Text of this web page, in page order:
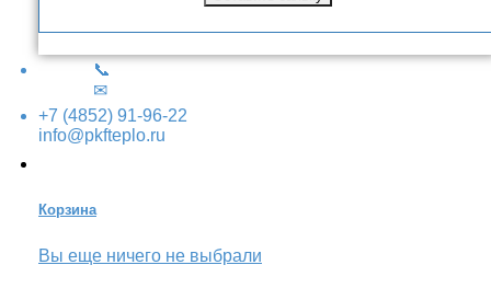
📞
✉
+7 (4852) 91-96-22
info@pkfteplo.ru
Корзина
Вы еще ничего не выбрали